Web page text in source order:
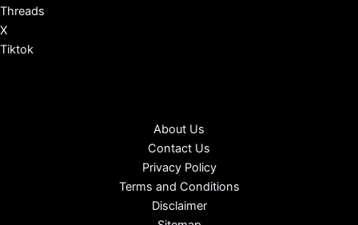
Threads
X
Tiktok
About Us
Contact Us
Privacy Policy
Terms and Conditions
Disclaimer